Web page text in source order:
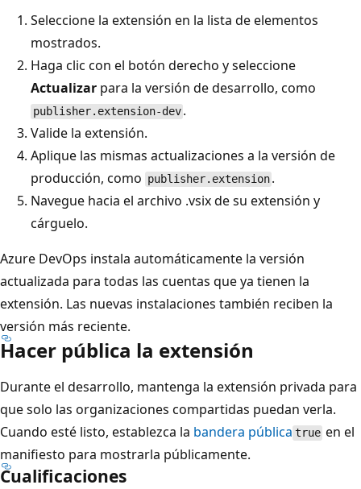
Seleccione la extensión en la lista de elementos
mostrados.
Haga clic con el botón derecho y seleccione
Actualizar para la versión de desarrollo, como
publisher.extension-dev .
Valide la extensión.
Aplique las mismas actualizaciones a la versión de
producción, como publisher.extension .
Navegue hacia el archivo .vsix de su extensión y
cárguelo.
Azure DevOps instala automáticamente la versión
actualizada para todas las cuentas que ya tienen la
extensión. Las nuevas instalaciones también reciben la
versión más reciente.
Hacer pública la extensión
Durante el desarrollo, mantenga la extensión privada para
que solo las organizaciones compartidas puedan verla.
Cuando esté listo, establezca la bandera pública true en el
manifiesto para mostrarla públicamente.
Cualificaciones